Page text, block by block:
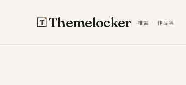
Themelocker 雜誌 · 作品集